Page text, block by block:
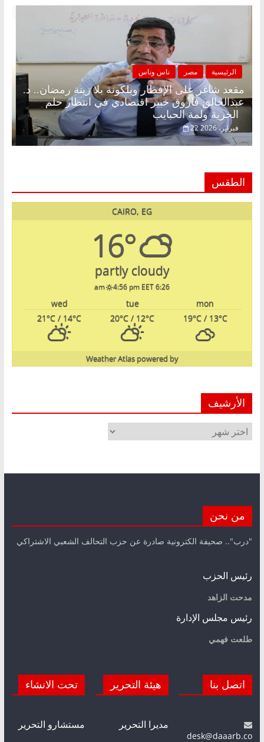
الرئيسية مصر ناس وناس
مقعد شاغر على الإفطار وبلكونة بلا زينة رمضان.. د.
عبدالخالق فاروق خبير اقتصادي في انتظار حلم
الحرية ولمة الحبايب
22 فبراير، 2026
الطقس
CAIRO, EG
16°
partly cloudy
6:26 am
4:56 pm EET
mon
tue
wed
19°C/ 13°C
20°C / 12°C
21°C / 14°C
powered by
Weather Atlas
الأرشيف
الأرشيف
من نحن
"درب".. صحيفة الكترونية صادرة عن حزب التحالف الشعبي الاشتراكي
رئيس الحزب
مدحت الزاهد
رئيس مجلس الإدارة
طلعت فهمي
اتصل بنا
desk@daaarb.co
هيئة التحرير
مديرا التحرير
تحت الانشاء
مستشارو التحرير